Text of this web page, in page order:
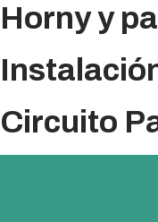
Horny y
Circuito